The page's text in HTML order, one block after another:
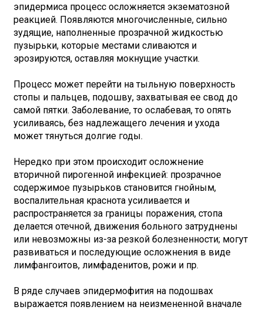
эпидермиса процесс осложняется экзематозной
реакцией. Появляются многочисленные, сильно
зудящие, наполненные прозрачной жидкостью
пузырьки, которые местами сливаются и
эрозируются, оставляя мокнущие участки.
Процесс может перейти на тыльную поверхность
стопы и пальцев, подошву, захватывая ее свод до
самой пятки. Заболевание, то ослабевая, то опять
усиливаясь, без надлежащего лечения и ухода
может тянуться долгие годы.
Нередко при этом происходит осложнение
вторичной пирогенной инфекцией: прозрачное
содержимое пузырьков становится гнойным,
воспалительная краснота усиливается и
распространяется за границы поражения, стопа
делается отечной, движения больного затруднены
или невозможны из-за резкой болезненности; могут
развиваться и последующие осложнения в виде
лимфангоитов, лимфаденитов, рожи и пр.
В ряде случаев эпидермофития на подошвах
выражается появлением на неизмененной вначале